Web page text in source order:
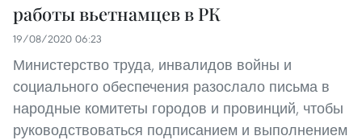
работы вьетнамцев в РК
19/08/2020 06:23
Министерство труда, инвалидов войны и
социального обеспечения разослало письма в
народные комитеты городов и провинций, чтобы
руководствоваться подписанием и выполнением